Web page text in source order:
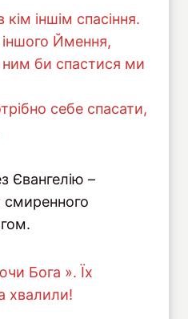
кім іншім спасіння.
Ймення,
би спастися ми
себе спасати,
Євангелію –
смиренного
Бога ». Їх
хвалили!